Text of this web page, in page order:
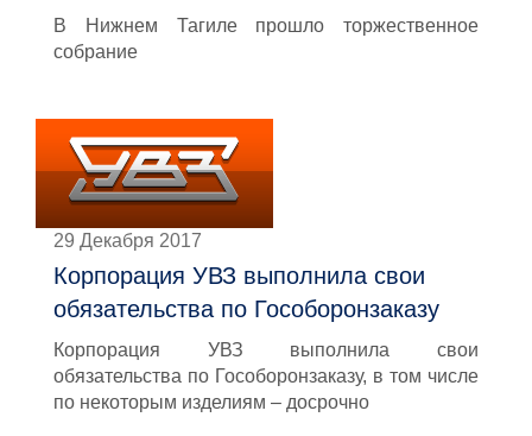
В Нижнем Тагиле прошло торжественное
собрание
29 Декабря 2017
Корпорация УВЗ выполнила свои
обязательства по Гособоронзаказу
Корпорация УВЗ выполнила свои
обязательства по Гособоронзаказу, в том числе
по некоторым изделиям – досрочно